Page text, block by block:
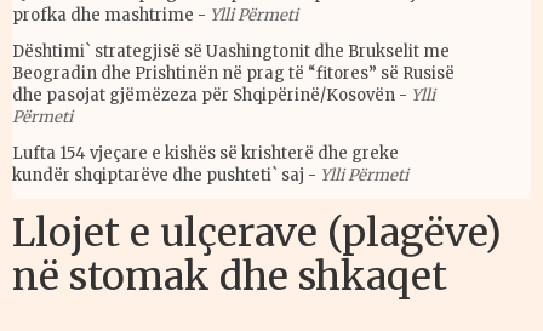
profka dhe mashtrime - Ylli Përmeti
Dështimi` strategjisë së Uashingtonit dhe Brukselit me
Beogradin dhe Prishtinën në prag të “fitores” së Rusisë
dhe pasojat gjëmëzeza për Shqipërinë/Kosovën - Ylli
Përmeti
Lufta 154 vjeçare e kishës së krishterë dhe greke
kundër shqiptarëve dhe pushteti` saj - Ylli Përmeti
Llojet e ulçerave (plagëve)
në stomak dhe shkaqet